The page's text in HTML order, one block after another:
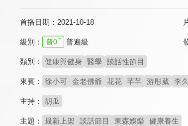
首播日期： 2021-10-18
級別： 普遍級
類別： 健康與健身 醫學 談話性節目
來賓： 徐小可 金老佛爺 花花 芊芊 游彤葳 李
主持： 胡瓜
主題： 最新上架 談話節目 東森娛樂 健康養生